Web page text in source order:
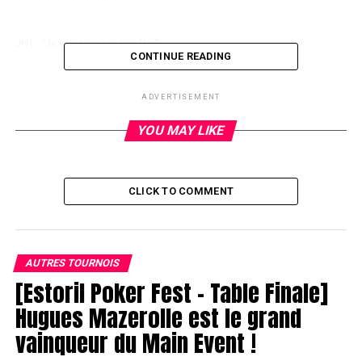
JNT : "Je vais tous les bouffer"
UP NEXT
Sampsa Hytoeren éliminé
CONTINUE READING
ADVERTISEMENT
YOU MAY LIKE
CLICK TO COMMENT
AUTRES TOURNOIS
[Estoril Poker Fest – Table Finale]
Hugues Mazerolle est le grand
vainqueur du Main Event !